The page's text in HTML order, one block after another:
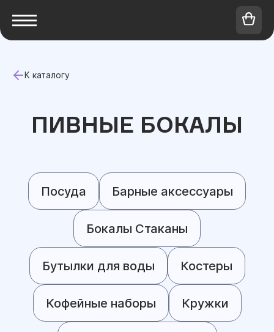
К каталогу
ПИВНЫЕ БОКАЛЫ
Посуда Барные аксессуары
Бокалы Стаканы
Бутылки для воды Костеры
Кофейные наборы Кружки